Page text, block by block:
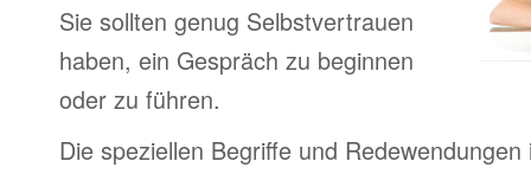
Sie sollten genug Selbstvertrauen
haben, ein Gespräch zu beginnen
oder zu führen.
Die speziellen Begriffe und Redewendungen